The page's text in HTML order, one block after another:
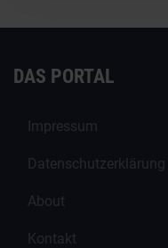
DAS PORTAL
Impressum
Datenschutzerklärung
About
Kontakt